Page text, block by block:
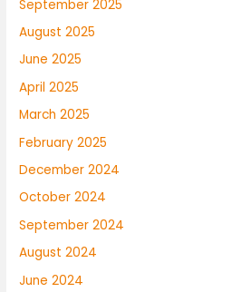
September 2025
August 2025
June 2025
April 2025
March 2025
February 2025
December 2024
October 2024
September 2024
August 2024
June 2024